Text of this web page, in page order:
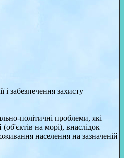
забезпечення захисту
політичні проблеми, які
на морі), внаслідок
населення на зазначеній